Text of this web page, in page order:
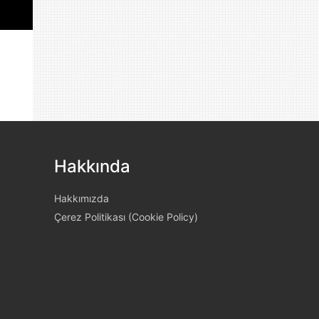
Hakkında
Hakkımızda
Çerez Politikası (Cookie Policy)